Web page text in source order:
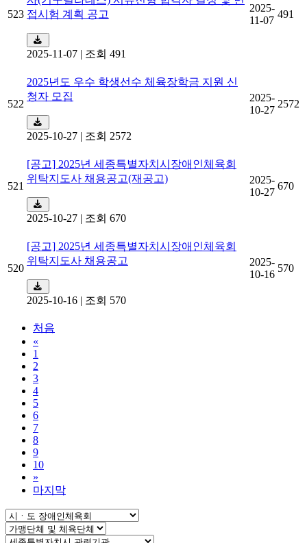
523 접시험 계획 공고
2025-11-07 | 조회 491
2025-
11-07
491
522
2025년도 우수 학생선수 체육장학금 지원 신
청자 모집
2025-10-27 | 조회 2572
2025-
10-27
2572
521
[공고] 2025년 세종특별자치시장애인체육회
위탁지도사 채용공고(재공고)
2025-10-27 | 조회 670
2025-
10-27
670
520
[공고] 2025년 세종특별자치시장애인체육회
위탁지도사 채용공고
2025-10-16 | 조회 570
2025-
10-16
570
처음
«
1
2
3
4
5
6
7
8
9
10
»
마지막